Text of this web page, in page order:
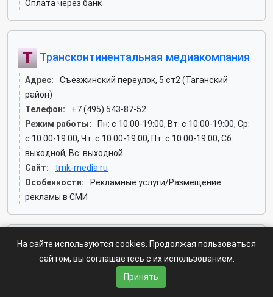
Оплата через банк
Трансконтинентальная медиакомпания
Адрес:
Съезжинский переулок, 5 ст2 (Таганский
район)
Телефон:
+7 (495) 543-87-52
Режим работы:
Пн: c 10:00-19:00, Вт: c 10:00-19:00, Ср:
c 10:00-19:00, Чт: c 10:00-19:00, Пт: c 10:00-19:00, Сб:
выходной, Вс: выходной
Сайт:
tmk-media.ru
Особенности:
Рекламные услуги/Размещение
рекламы в СМИ
MultiTEC, рекламно-производственная
Пресненская Набережная, 6 ст2 (Пресненский
На сайте используются cookies. Продолжая пользоваться
сайтом, вы соглашаетесь с их использованием.
Принять